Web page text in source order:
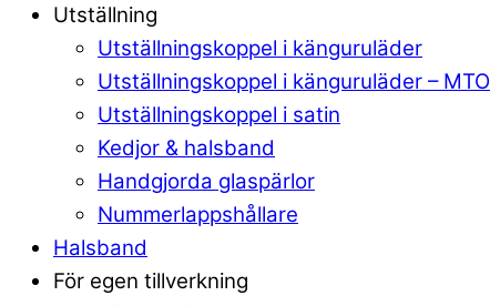
Utställning
Utställningskoppel i känguruläder
Utställningskoppel i känguruläder – MTO
Utställningskoppel i satin
Kedjor & halsband
Handgjorda glaspärlor
Nummerlappshållare
Halsband
För egen tillverkning